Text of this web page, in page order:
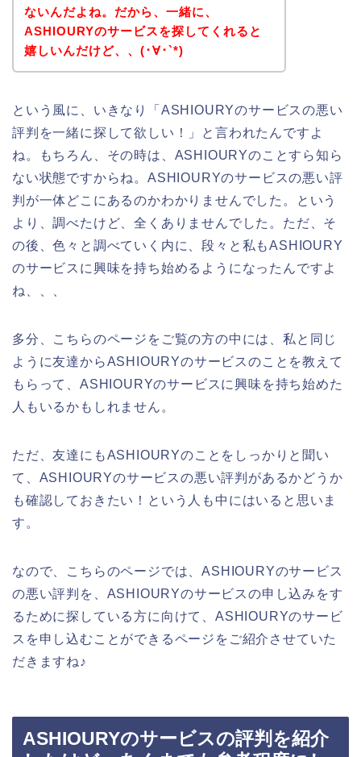
ないんだよね。だから、一緒に、
ASHIOURYのサービスを探してくれると
嬉しいんだけど、、(･∀･`*)
という風に、いきなり「ASHIOURYのサービスの悪い
評判を一緒に探して欲しい！」と言われたんですよ
ね。もちろん、その時は、ASHIOURYのことすら知ら
ない状態ですからね。ASHIOURYのサービスの悪い評
判が一体どこにあるのかわかりませんでした。という
より、調べたけど、全くありませんでした。ただ、そ
の後、色々と調べていく内に、段々と私もASHIOURY
のサービスに興味を持ち始めるようになったんですよ
ね、、、
多分、こちらのページをご覧の方の中には、私と同じ
ように友達からASHIOURYのサービスのことを教えて
もらって、ASHIOURYのサービスに興味を持ち始めた
人もいるかもしれません。
ただ、友達にもASHIOURYのことをしっかりと聞い
て、ASHIOURYのサービスの悪い評判があるかどうか
も確認しておきたい！という人も中にはいると思いま
す。
なので、こちらのページでは、ASHIOURYのサービス
の悪い評判を、ASHIOURYのサービスの申し込みをす
るために探している方に向けて、ASHIOURYのサービ
スを申し込むことができるページをご紹介させていた
だきますね♪
ASHIOURYのサービスの評判を紹介